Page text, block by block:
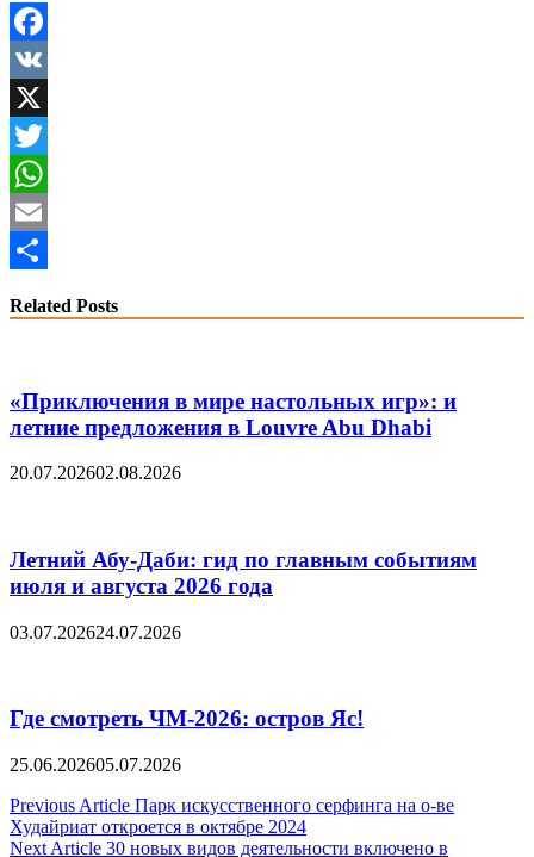
Facebook
VK
X
Twitter
WhatsApp
Email
Related Posts
«Приключения в мире настольных игр»: и
летние предложения в Louvre Abu Dhabi
20.07.202602.08.2026
Летний Абу-Даби: гид по главным событиям
июля и августа 2026 года
03.07.202624.07.2026
Где смотреть ЧМ-2026: остров Яс!
25.06.202605.07.2026
Post
navigation
Previous Article Парк искусственного серфинга на о-ве
Худайриат откроется в октябре 2024
Next Article 30 новых видов деятельности включено в